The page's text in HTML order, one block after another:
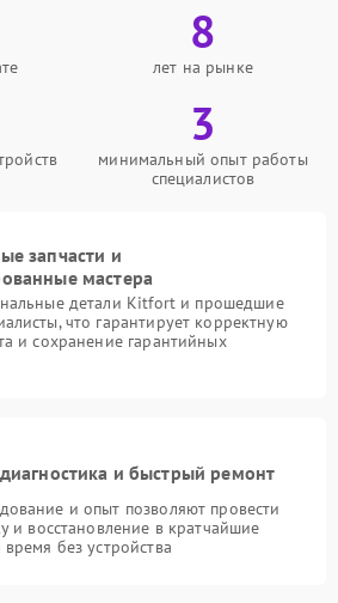
8
лет на рынке
3
минимальный опыт работы
специалистов
запчасти и
мастера
детали Kitfort и прошедшие
что гарантирует корректную
и сохранение гарантийных
и быстрый ремонт
и опыт позволяют провести
и восстановление в кратчайшие
без устройства